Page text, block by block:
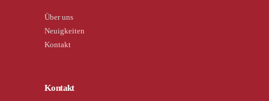
Über uns
Neuigkeiten
Kontakt
Kontakt